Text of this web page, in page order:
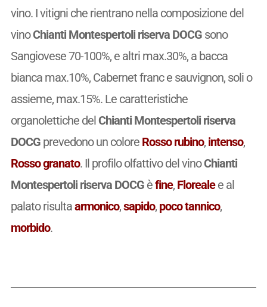
vino. I vitigni che rientrano nella composizione del
vinoChianti Montespertoli riserva DOCGsono
Sangiovese 70-100%, e altri max.30%, a bacca
bianca max.10%, Cabernet franc e sauvignon, soli o
assieme, max.15%. Le caratteristiche
organolettiche delChianti Montespertoli riserva
DOCGprevedono un colore Rosso rubino, intenso,
Rosso granato. Il profilo olfattivo del vinoChianti
Montespertoli riserva DOCGèfine, Florealee al
palato risultaarmonico,sapido, poco tannico,
morbido.